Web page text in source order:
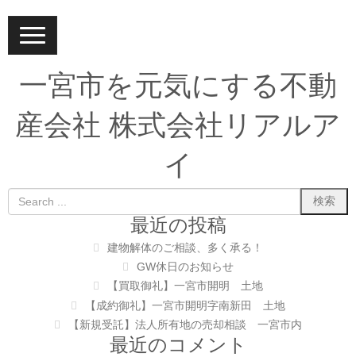
N
a
v
g
i
o
一宮市を元気にする不動
産会社 株式会社リアルア
イ
最近の投稿
建物解体のご相談、多く承る！
GW休日のお知らせ
【買取御礼】一宮市開明 土地
【成約御礼】一宮市開明字南新田 土地
【新規受託】法人所有地の売却相談 一宮市内
最近のコメント